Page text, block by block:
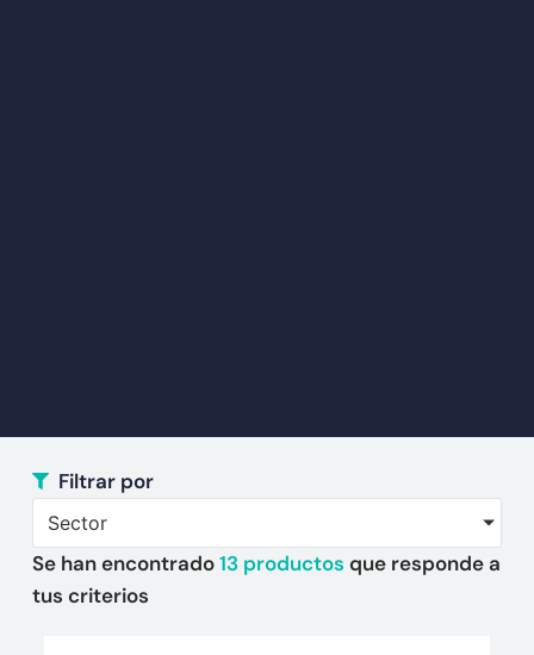
Filtrar por
Sector
Se han encontrado13productos que responde a
tus criterios